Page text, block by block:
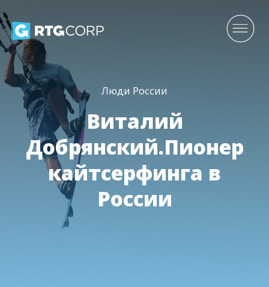
Люди России
Виталий
Добрянский.Пионер
кайтсерфинга в
России